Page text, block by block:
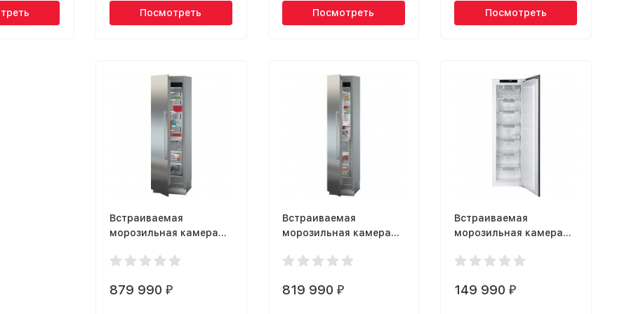
Посмотреть Посмотреть Посмотреть
Встраиваемая
морозильная камера
Monolith
879 990 ₽
Встраиваемая
морозильная камера
Monolith
819 990 ₽
Встраиваемая
морозильная камера
149 990₽